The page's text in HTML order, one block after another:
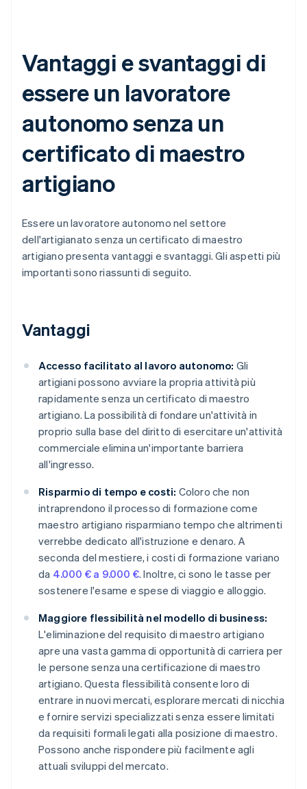
Vantaggi e svantaggi di
essere un lavoratore
autonomo senza un
certificato di maestro
artigiano
Essere un lavoratore autonomo nel settore
dell'artigianato senza un certificato di maestro
artigiano presenta vantaggi e svantaggi. Gli aspetti più
importanti sono riassunti di seguito.
Vantaggi
Accesso facilitato al lavoro autonomo: Gli
artigiani possono avviare la propria attività più
rapidamente senza un certificato di maestro
artigiano. La possibilità di fondare un'attività in
proprio sulla base del diritto di esercitare un'attività
commerciale elimina un'importante barriera
all'ingresso.
Risparmio di tempo e costi: Coloro che non
intraprendono il processo di formazione come
maestro artigiano risparmiano tempo che altrimenti
verrebbe dedicato all'istruzione e denaro. A
seconda del mestiere, i costi di formazione variano
da 4.000 € a 9.000 €. Inoltre, ci sono le tasse per
sostenere l'esame e spese di viaggio e alloggio.
Maggiore flessibilità nel modello di business:
L'eliminazione del requisito di maestro artigiano
apre una vasta gamma di opportunità di carriera per
le persone senza una certificazione di maestro
artigiano. Questa flessibilità consente loro di
entrare in nuovi mercati, esplorare mercati di nicchia
e fornire servizi specializzati senza essere limitati
da requisiti formali legati alla posizione di maestro.
Possono anche rispondere più facilmente agli
attuali sviluppi del mercato.